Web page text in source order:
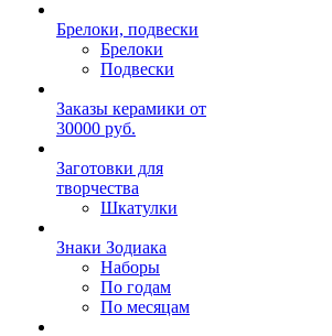
Брелоки, подвески
Брелоки
Подвески
Заказы керамики от
30000 руб.
Заготовки для
творчества
Шкатулки
Знаки Зодиака
Наборы
По годам
По месяцам